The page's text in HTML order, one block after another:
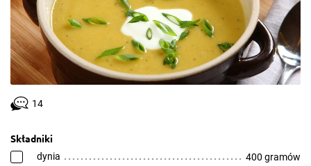
14
Składniki
dynia 400 gramów